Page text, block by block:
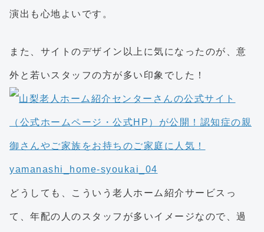
演出も心地よいです。
また、サイトのデザイン以上に気になったのが、意
外と若いスタッフの方が多い印象でした！
どうしても、こういう老人ホーム紹介サービスっ
て、年配の人のスタッフが多いイメージなので、過